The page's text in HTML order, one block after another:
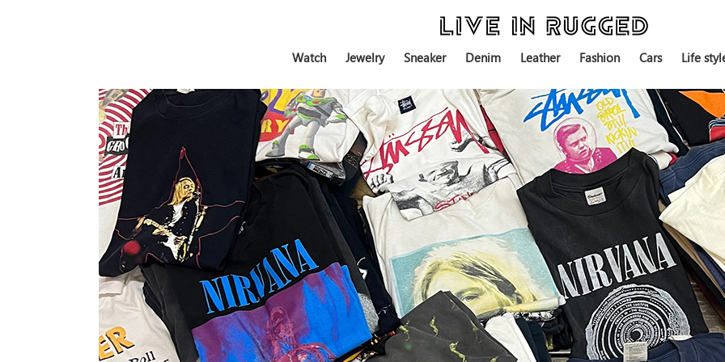
Watch Jewelry Sneaker Denim Leather Fashion Cars Life